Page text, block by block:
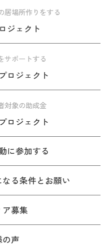
居場所作りをする
ジェクト
サポートする
ロジェクト
対象の助成金
ロジェクト
に参加する
る条件とお願い
募集
の声